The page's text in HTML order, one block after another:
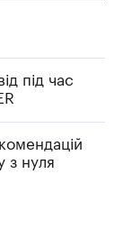
під час
з нуля